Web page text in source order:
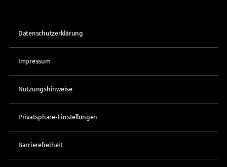
Datenschutzerklärung
Impressum
Nutzungshinweise
Privatsphäre-Einstellungen
Barrierefreiheit